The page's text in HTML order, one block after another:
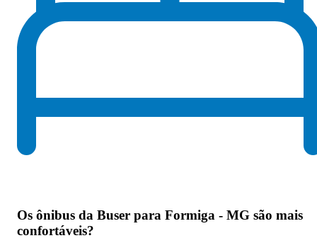
Os ônibus da Buser para Formiga - MG são mais
confortáveis?